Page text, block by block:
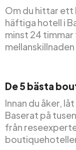
Om du hittar ett
häftiga hotell i
minst 24
De 5 bästa
Innan du åker,
Baserat på
från